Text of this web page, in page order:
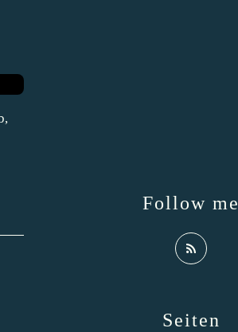
Seiten
Follow me